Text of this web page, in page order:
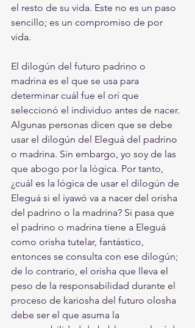
el resto de su vida. Este no es un paso
sencillo; es un compromiso de por
vida.
El dilogún del futuro padrino o
madrina es el que se usa para
determinar cuál fue el orí que
seleccionó el individuo antes de nacer.
Algunas personas dicen que se debe
usar el dilogún del Eleguá del padrino
o madrina. Sin embargo, yo soy de las
que abogo por la lógica. Por tanto,
¿cuál es la lógica de usar el dilogún de
Eleguá si el iyawó va a nacer del orisha
del padrino o la madrina? Si pasa que
el padrino o madrina tiene a Eleguá
como orisha tutelar, fantástico,
entonces se consulta con ese dilogún;
de lo contrario, el orisha que lleva el
peso de la responsabilidad durante el
proceso de kariosha del futuro olosha
debe ser el que asuma la